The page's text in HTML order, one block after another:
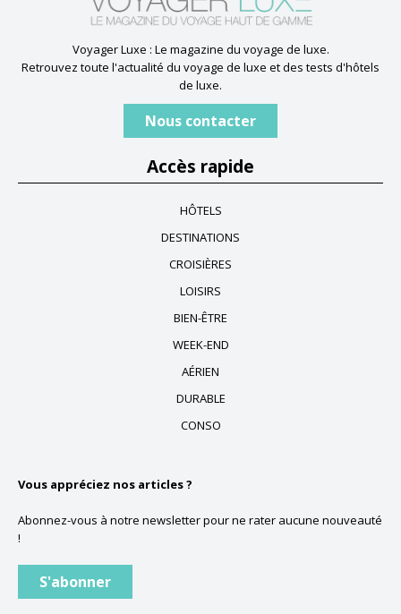
Voyager Luxe : Le magazine du voyage de luxe.
Retrouvez toute l'actualité du voyage de luxe et des tests d'hôtels
de luxe.
Nous contacter
Accès rapide
HÔTELS
DESTINATIONS
CROISIÈRES
LOISIRS
BIEN-ÊTRE
WEEK-END
AÉRIEN
DURABLE
CONSO
Vous appréciez nos articles ?
Abonnez-vous à notre newsletter pour ne rater aucune nouveauté
!
S'abonner